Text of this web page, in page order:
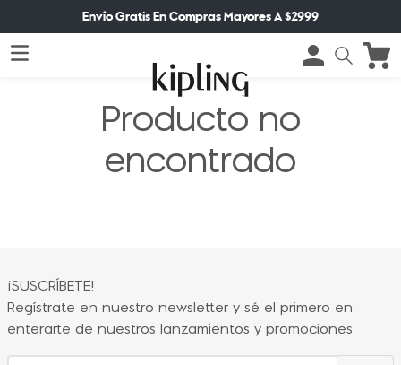
Envío Gratis En Compras Mayores A $2999
Producto no
encontrado
¡SUSCRÍBETE!
Regístrate en nuestro newsletter y sé el primero en
enterarte de nuestros lanzamientos y promociones